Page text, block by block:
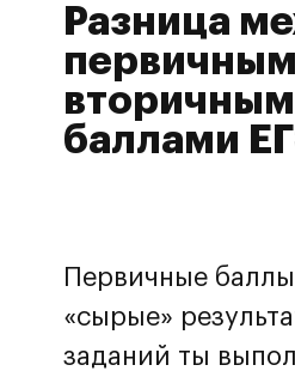
Разница
баллами
Первичные
«сырые»
заданий ты